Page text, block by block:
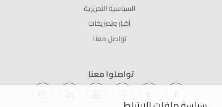
السياسية التحريرية
أخبار وتصريحات
تواصل معنا
تواصلوا معنا